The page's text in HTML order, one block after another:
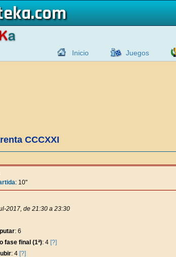
Inicio Juegos
CCCXXI
: 10"
2017, de 21:30 a 23:30
: 6
fase final (1ª): 4 [?]
: 4 [?]